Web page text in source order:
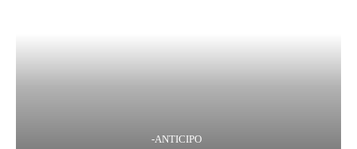
-ANTICIPO